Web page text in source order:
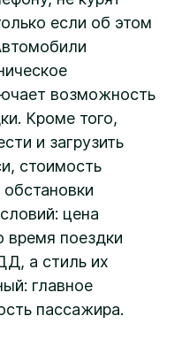
если об этом
возможность
Кроме того,
и загрузить
стоимость
цена
время поездки
а стиль их
главное
пассажира.